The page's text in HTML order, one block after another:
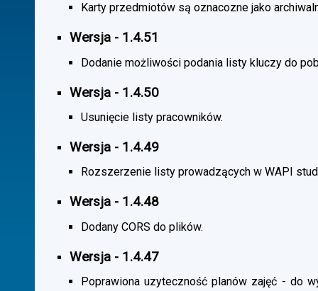
Karty przedmiotów są oznacozne jako
Wersja - 1.4.51
Dodanie możliwości podania listy kluczy do
Wersja - 1.4.50
Usunięcie listy pracowników.
Wersja - 1.4.49
Rozszerzenie listy prowadzących w WAPI
Wersja - 1.4.48
Dodany CORS do plików.
Wersja - 1.4.47
Poprawiona uzyteczność planów zajęć - do